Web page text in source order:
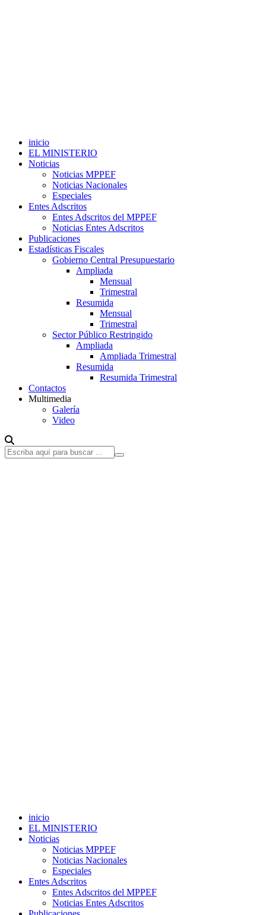
inicio
EL MINISTERIO
Noticias
Noticias MPPEF
Noticias Nacionales
Especiales
Entes Adscritos
Entes Adscritos del MPPEF
Noticias Entes Adscritos
Publicaciones
Estadísticas Fiscales
Gobierno Central Presupuestario
Ampliada
Mensual
Trimestral
Resumida
Mensual
Trimestral
Sector Público Restringido
Ampliada
Ampliada Trimestral
Resumida
Resumida Trimestral
Contactos
Multimedia
Galería
Video
inicio
EL MINISTERIO
Noticias
Noticias MPPEF
Noticias Nacionales
Especiales
Entes Adscritos
Entes Adscritos del MPPEF
Noticias Entes Adscritos